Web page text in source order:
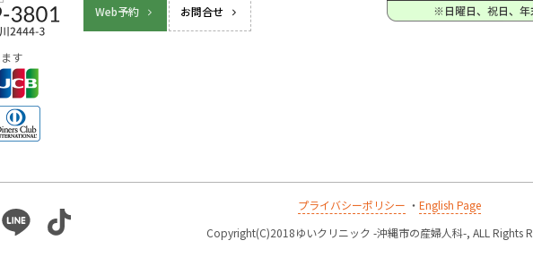
Web予約 お問合せ
す
LineTikTok プライバシーポリシー ・ English Page
Copyright(C)2018ゆいクリニック -沖縄市の産婦人科-, ALL Rights